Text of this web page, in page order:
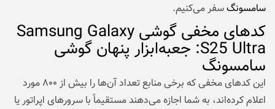
سامسونگسفر می‌کنیم.
کدهای مخفی گوشی Samsung Galaxy
S25 Ultra: جعبه‌ابزار پنهان گوشی
سامسونگ
این کدهای مخفی که برخی منابع تعداد آن‌ها را بیش از ۸۰۰ مورد
اعلام کرده‌اند، به شما اجازه می‌دهند مستقیماً با سرورهای اپراتور یا